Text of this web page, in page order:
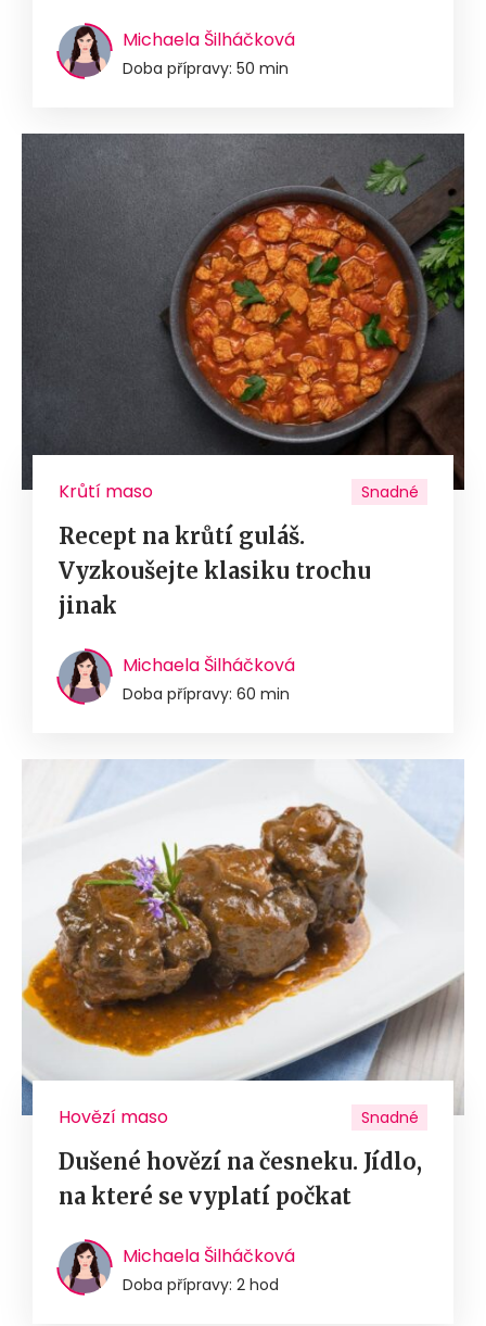
Michaela Šilháčková
Doba přípravy: 50 min
Krůtí maso Snadné
Recept na krůtí guláš.
Vyzkoušejte klasiku trochu
jinak
Michaela Šilháčková
Doba přípravy: 60 min
Hovězí maso Snadné
Dušené hovězí na česneku. Jídlo,
na které se vyplatí počkat
Michaela Šilháčková
Doba přípravy: 2 hod